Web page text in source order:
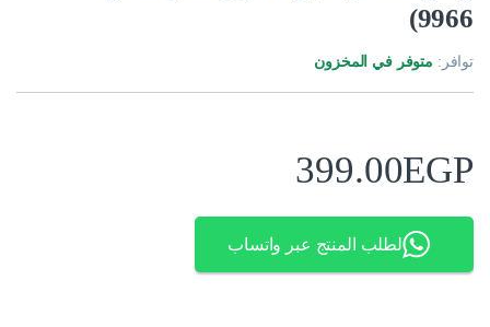
9966)
توافر: متوفر في المخزون
399.00EGP
لطلب المنتج عبر واتساب